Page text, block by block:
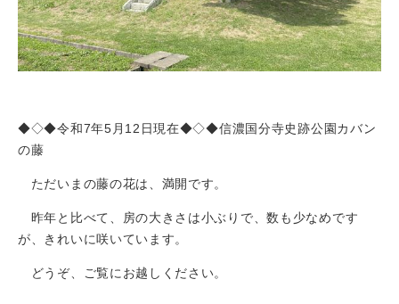
◆◇◆令和7年5月12日現在◆◇◆信濃国分寺史跡公園カバン
の藤
ただいまの藤の花は、満開です。
昨年と比べて、房の大きさは小ぶりで、数も少なめです
が、きれいに咲いています。
どうぞ、ご覧にお越しください。